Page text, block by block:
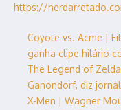
https://
Coyote vs. Acme |
ganha clipe hilário
The Legend of
Ganondorf, diz
X-Men | Wagner